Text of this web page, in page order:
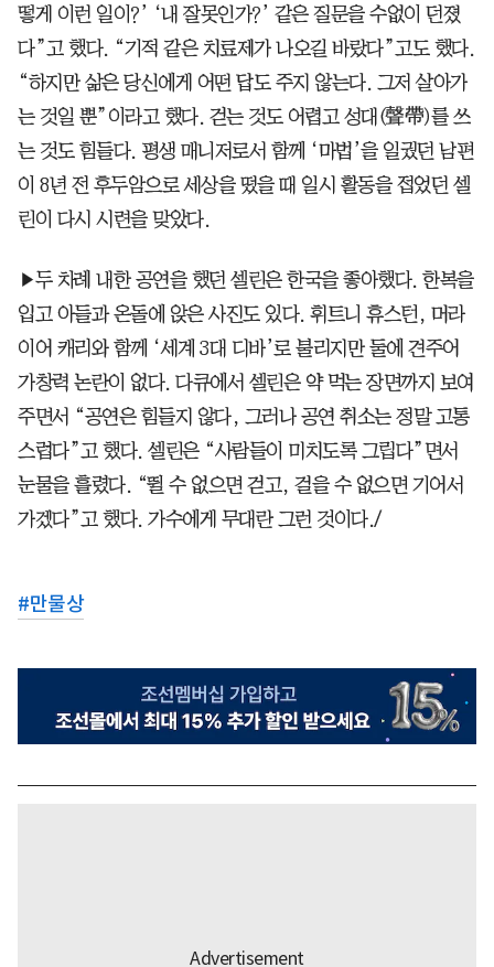
떻게 이런 일이?’ ‘내 잘못인가?’ 같은 질문을 수없이 던졌
다”고 했다. “기적 같은 치료제가 나오길 바랐다”고도 했다.
“하지만 삶은 당신에게 어떤 답도 주지 않는다. 그저 살아가
는 것일 뿐”이라고 했다. 걷는 것도 어렵고 성대(聲帶)를 쓰
는 것도 힘들다. 평생 매니저로서 함께 ‘마법’을 일궜던 남편
이 8년 전 후두암으로 세상을 떴을 때 일시 활동을 접었던 셀
린이 다시 시련을 맞았다.
▶두 차례 내한 공연을 했던 셀린은 한국을 좋아했다. 한복을
입고 아들과 온돌에 앉은 사진도 있다. 휘트니 휴스턴, 머라
이어 캐리와 함께 ‘세계 3대 디바’로 불리지만 둘에 견주어
가창력 논란이 없다. 다큐에서 셀린은 약 먹는 장면까지 보여
주면서 “공연은 힘들지 않다, 그러나 공연 취소는 정말 고통
스럽다”고 했다. 셀린은 “사람들이 미치도록 그립다”면서
눈물을 흘렸다. “뛸 수 없으면 걷고, 걸을 수 없으면 기어서
가겠다”고 했다. 가수에게 무대란 그런 것이다./
#만물상